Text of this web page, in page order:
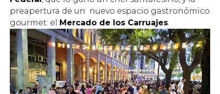
preapertura de un nuevo espacio gastronómico
gourmet: el Mercado de los Carruajes.